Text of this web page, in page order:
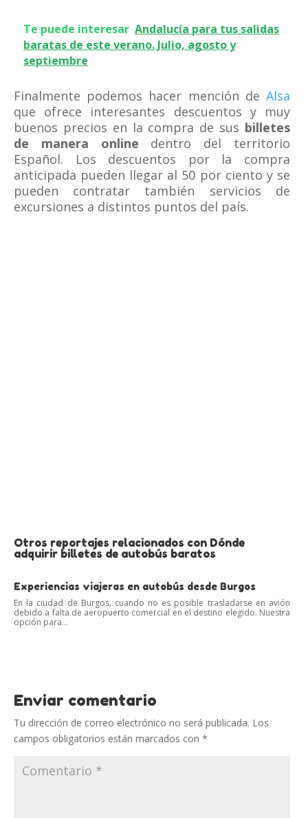
Te puede interesar Andalucía para tus salidas
baratas de este verano. Julio, agosto y
septiembre
Finalmente podemos hacer mención de Alsa
que ofrece interesantes descuentos y muy
buenos precios en la compra de sus billetes
de manera online dentro del territorio
Español. Los descuentos por la compra
anticipada pueden llegar al 50 por ciento y se
pueden contratar también servicios de
excursiones a distintos puntos del país.
Otros reportajes relacionados con Dónde
adquirir billetes de autobús baratos
Experiencias viajeras en autobús desde Burgos
En la ciudad de Burgos, cuando no es posible trasladarse en avión
debido a falta de aeropuerto comercial en el destino elegido. Nuestra
opción para...
Enviar comentario
Tu dirección de correo electrónico no será publicada. Los
campos obligatorios están marcados con *